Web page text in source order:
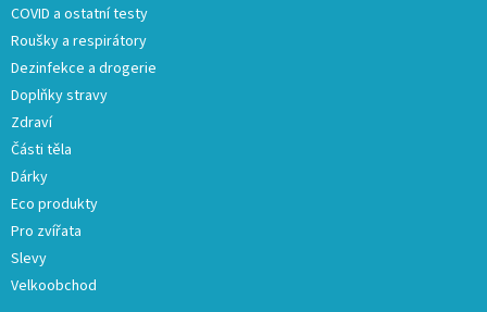
COVID a ostatní testy
Roušky a respirátory
Dezinfekce a drogerie
Doplňky stravy
Zdraví
Části těla
Dárky
Eco produkty
Pro zvířata
Slevy
Velkoobchod